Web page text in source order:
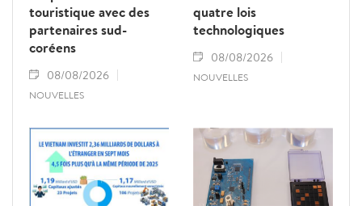
touristique avec des
partenaires sud-
coréens
08/08/2026
NOUVELLES
quatre lois
technologiques
08/08/2026
NOUVELLES